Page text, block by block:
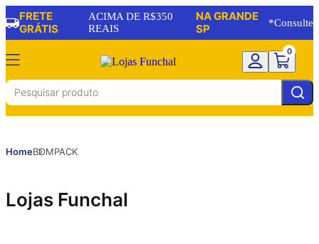
FRETE
GRÁTIS
ACIMA DE R$350
REAIS
NA GRANDE
SP
*Consulte
0
HomeBOMPACK
Lojas Funchal